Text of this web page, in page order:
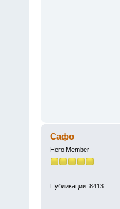
Сафо
Hero Member
Публикации: 8413